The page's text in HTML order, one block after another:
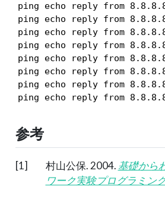
ping echo reply from
ping echo reply from
ping echo reply from
ping echo reply from
ping echo reply from
ping echo reply from
ping echo reply from
ping echo reply from
参考
[1] 村山公保. 2004. 基礎から
ワーク実験プログラミン